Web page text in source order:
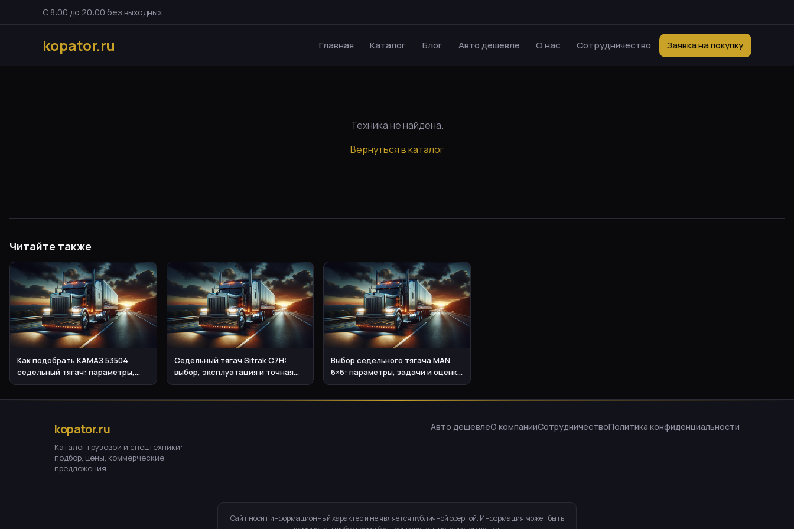
С 8:00 до 20:00 без выходных
kopator.ru Главная Каталог Блог Авто дешевле О нас Сотрудничество Заявка на покупку
Техника не найдена.
Вернуться в каталог
Читайте также
Как подобрать КАМАЗ 53504
седельный тягач: параметры,
эксплуатация, стоимость
Седельный тягач Sitrak C7H:
выбор, эксплуатация и точная
стоимость
Выбор седельного тягача MAN
6×6: параметры, задачи и оценка
стоимости
kopator.ru
Каталог грузовой и спецтехники:
подбор, цены, коммерческие
предложения
Авто дешевлеО компанииСотрудничествоПолитика конфиденциальности
Сайт носит информационный характер и не является публичной офертой. Информация может быть